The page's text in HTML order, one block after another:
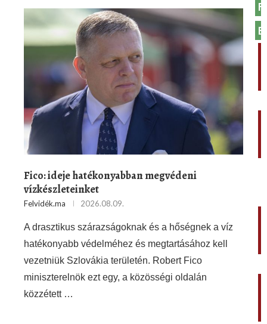
Fico: ideje hatékonyabban megvédeni
vízkészleteinket
Felvidék.ma 2026.08.09.
A drasztikus szárazságoknak és a hőségnek a víz
hatékonyabb védelméhez és megtartásához kell
vezetniük Szlovákia területén. Robert Fico
miniszterelnök ezt egy, a közösségi oldalán
közzétett …